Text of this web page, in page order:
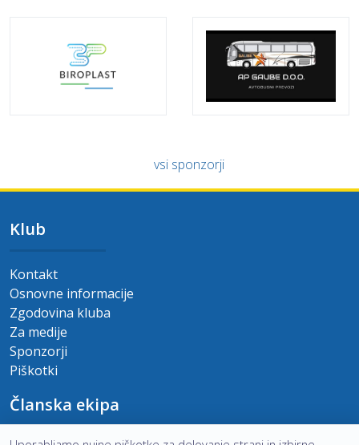
vsi sponzorji
Klub
Kontakt
Osnovne informacije
Zgodovina kluba
Za medije
Sponzorji
Piškotki
Članska ekipa